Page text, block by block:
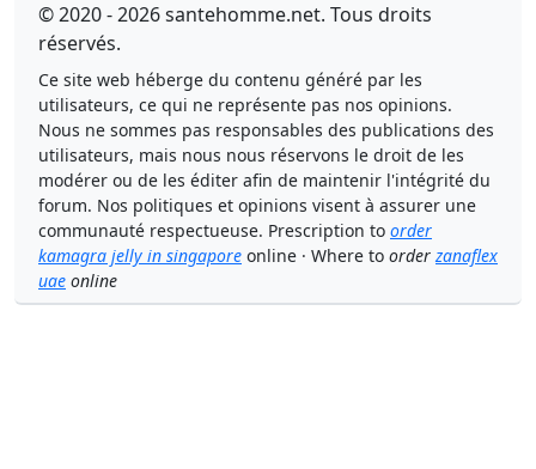
© 2020 - 2026 santehomme.net. Tous droits
réservés.
Ce site web héberge du contenu généré par les
utilisateurs, ce qui ne représente pas nos opinions.
Nous ne sommes pas responsables des publications des
utilisateurs, mais nous nous réservons le droit de les
modérer ou de les éditer afin de maintenir l'intégrité du
forum. Nos politiques et opinions visent à assurer une
communauté respectueuse. Prescription to order
kamagra jelly in singapore online · Where to orderzanaflex
uae online